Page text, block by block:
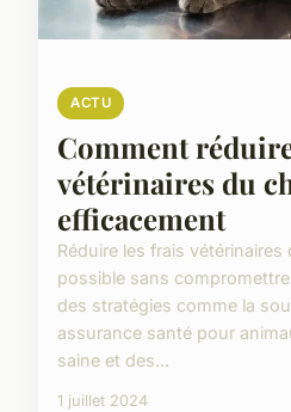
ACTU
Comment
vétérinaires du
efficacement
Réduire les frais
possible sans
des stratégies comme la
assurance santé pour
saine et des...
1 juillet 2024